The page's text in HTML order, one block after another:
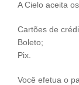
A Cielo aceita
Cartões de
Boleto;
Pix.
Você efetua o